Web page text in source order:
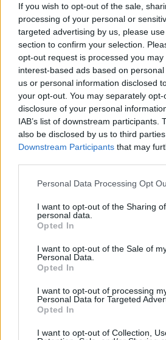
If you wish to opt-out of the sale,
processing of your personal or
targeted advertising by us, please
section to confirm your selection.
opt-out request is processed you may
interest-based ads based on
us or personal information disclosed
your opt-out. You may separately
disclosure of your personal
IAB’s list of downstream participants.
also be disclosed by us to third
Downstream Participants that may
Personal Data Processing Opt
I want to opt-out of the Sharing
personal data.
Opted In
I want to opt-out of the Sale of
Personal Data.
Opted In
I want to opt-out of processing
Personal Data for Targeted
Opted In
I want to opt-out of Collection,
21
22 23 24
28
29 30 31
15:Festividad de la Asunción de
Lu Ma Mi Ju
4
5 6 7
11
12 13 14
18
19 20 21
25
26 27 28
8: Día de Asturias